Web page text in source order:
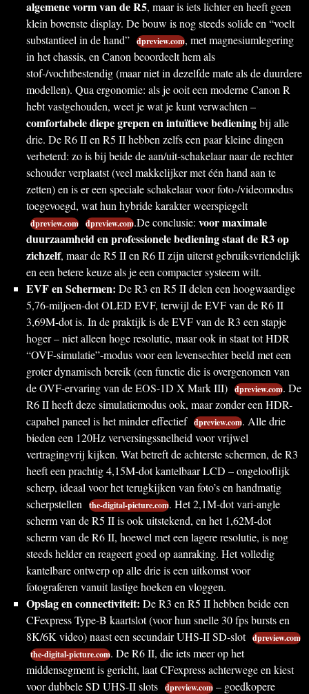
algemene vorm van de R5, maar is iets lichter en heeft geen
klein bovenste display. De bouw is nog steeds solide en “voelt
substantieel in de hand” dpreview.com, met magnesiumlegering
in het chassis, en Canon beoordeelt hem als
stof-/vochtbestendig (maar niet in dezelfde mate als de duurdere
modellen). Qua ergonomie: als je ooit een moderne Canon R
hebt vastgehouden, weet je wat je kunt verwachten –
comfortabele diepe grepen en intuïtieve bedieningbij alle
drie. De R6 II en R5 II hebben zelfs een paar kleine dingen
verbeterd: zo is bij beide de aan/uit-schakelaar naar de rechter
schouder verplaatst (veel makkelijker met één hand aan te
zetten) en is er een speciale schakelaar voor foto-/videomodus
toegevoegd, wat hun hybride karakter weerspiegelt
dpreview.com dpreview.com.De conclusie: voor maximale
duurzaamheid en professionele bediening staat de R3 op
zichzelf, maar de R5 II en R6 II zijn uiterst gebruiksvriendelijk
en een betere keuze als je een compacter systeem wilt.
EVF en Schermen: De R3 en R5 II delen een hoogwaardige
5,76-miljoen-dot OLED EVF, terwijl de EVF van de R6 II
3,69M-dot is. In de praktijk is de EVF van de R3 een stapje
hoger – niet alleen hoge resolutie, maar ook in staat tot HDR
“OVF-simulatie”-modus voor een levensechter beeld met een
groter dynamisch bereik (een functie die is overgenomen van
de OVF-ervaring van de EOS-1D X Mark III) dpreview.com. De
R6 II heeft deze simulatiemodus ook, maar zonder een HDR-
capabel paneel is het minder effectief dpreview.com. Alle drie
bieden een 120Hz verversingssnelheid voor vrijwel
vertragingvrij kijken. Wat betreft de achterste schermen, de R3
heeft een prachtig 4,15M-dot kantelbaar LCD – ongelooflijk
scherp, ideaal voor het terugkijken van foto’s en handmatig
scherpstellen the-digital-picture.com. Het 2,1M-dot vari-angle
scherm van de R5 II is ook uitstekend, en het 1,62M-dot
scherm van de R6 II, hoewel met een lagere resolutie, is nog
steeds helder en reageert goed op aanraking. Het volledig
kantelbare ontwerp op alle drie is een uitkomst voor
fotograferen vanuit lastige hoeken en vloggen.
Opslag en connectiviteit: De R3 en R5 II hebben beide een
CFexpress Type-B kaartslot (voor hun snelle 30 fps bursts en
8K/6K video) naast een secundair UHS-II SD-slot dpreview.com
the-digital-picture.com. De R6 II, die iets meer op het
middensegment is gericht, laat CFexpress achterwege en kiest
voor dubbele SD UHS-II slots dpreview.com – goedkopere